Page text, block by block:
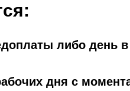
либо день
дня с